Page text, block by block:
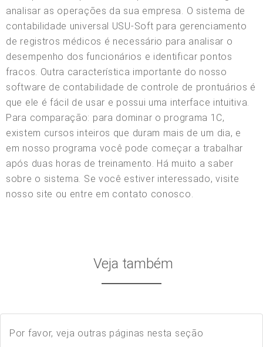
analisar as operações da sua empresa. O sistema de
contabilidade universal USU-Soft para gerenciamento
de registros médicos é necessário para analisar o
desempenho dos funcionários e identificar pontos
fracos. Outra característica importante do nosso
software de contabilidade de controle de prontuários é
que ele é fácil de usar e possui uma interface intuitiva.
Para comparação: para dominar o programa 1C,
existem cursos inteiros que duram mais de um dia, e
em nosso programa você pode começar a trabalhar
após duas horas de treinamento. Há muito a saber
sobre o sistema. Se você estiver interessado, visite
nosso site ou entre em contato conosco.
Veja também
Por favor, veja outras páginas nesta seção